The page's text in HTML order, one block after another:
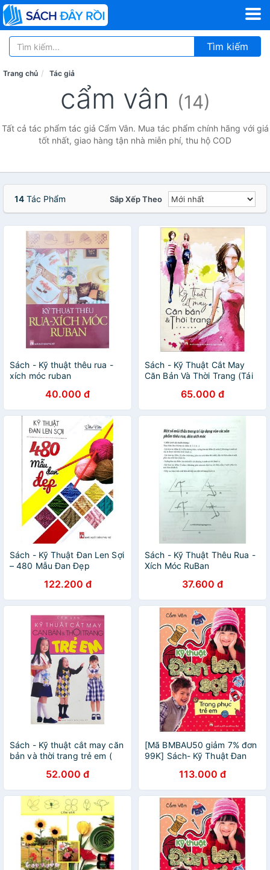
Tìm kiếm
Trang chủ Tác giả
cẩm vân (14)
Tất cả tác phẩm tác giả Cẩm Vân. Mua tác phẩm chính hãng với giá
tốt nhất, giao hàng tận nhà miễn phí, thu hộ COD
14 Tác Phẩm Sắp Xếp Theo
Sách - Kỹ thuật thêu rua -
xích móc ruban
40.000 đ
Sách - Kỹ Thuật Cắt May
Căn Bản Và Thời Trang (Tái
65.000 đ
Sách - Kỹ Thuật Đan Len Sợi
– 480 Mẫu Đan Đẹp
122.200 đ
Sách - Kỹ Thuật Thêu Rua -
Xích Móc RuBan
37.600 đ
Sách - Kỹ thuật cắt may căn
bản và thời trang trẻ em (
52.000 đ
[Mã BMBAU50 giảm 7% đơn
99K] Sách- Kỹ Thuật Đan
113.000 đ